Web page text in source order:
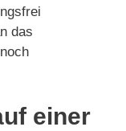
das
einer